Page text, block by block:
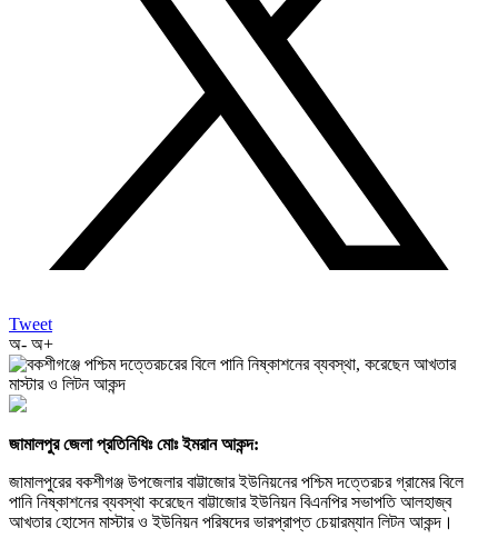
Tweet
অ- অ+
জামালপুর জেলা প্রতিনিধিঃ মোঃ ইমরান আকন্দ:
জামালপুরের বকশীগঞ্জ উপজেলার বাট্টাজোর ইউনিয়নের পশ্চিম দত্তেরচর গ্রামের বিলে
পানি নিষ্কাশনের ব্যবস্থা করেছেন বাট্টাজোর ইউনিয়ন বিএনপির সভাপতি আলহাজ্ব
আখতার হোসেন মাস্টার ও ইউনিয়ন পরিষদের ভারপ্রাপ্ত চেয়ারম্যান লিটন আকন্দ।